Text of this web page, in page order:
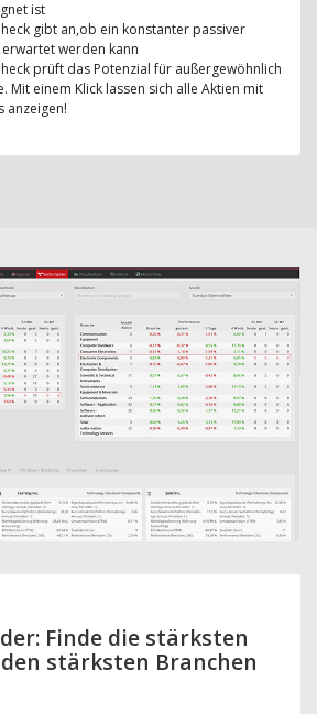
ist
gibt an,ob ein konstanter passiver
werden kann
prüft das Potenzial für außergewöhnlich
Mit einem Klick lassen sich alle Aktien mit
anzeigen!
Finde die stärksten
stärksten Branchen